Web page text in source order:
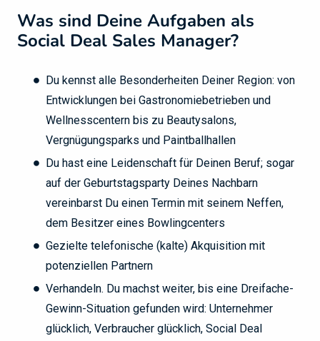
Was sind Deine Aufgaben als
Social Deal Sales Manager?
Du kennst alle Besonderheiten Deiner Region: von
Entwicklungen bei Gastronomiebetrieben und
Wellnesscentern bis zu Beautysalons,
Vergnügungsparks und Paintballhallen
Du hast eine Leidenschaft für Deinen Beruf; sogar
auf der Geburtstagsparty Deines Nachbarn
vereinbarst Du einen Termin mit seinem Neffen,
dem Besitzer eines Bowlingcenters
Gezielte telefonische (kalte) Akquisition mit
potenziellen Partnern
Verhandeln. Du machst weiter, bis eine Dreifache-
Gewinn-Situation gefunden wird: Unternehmer
glücklich, Verbraucher glücklich, Social Deal